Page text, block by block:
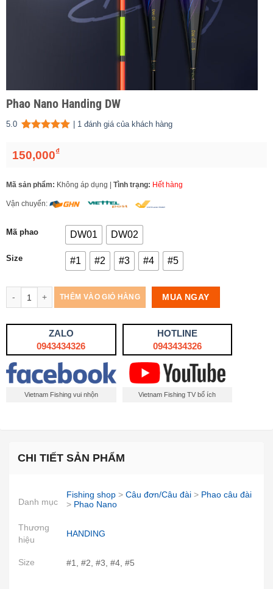
Phao Nano Handing DW
5.0 1đánh giá của khách hàng
150,000₫
Mã sản phẩm: Không áp dụng Tình trạng: Hết hàng
Vận chuyển:
Mã phao DW01 DW02
Size #1 #2 #3 #4 #5
Số lượng THÊM VÀO GIỎ HÀNG MUA NGAY
ZALO
0943434326
HOTLINE
0943434326
Vietnam Fishing vui nhộn Vietnam Fishing TV bổ ích
CHI TIẾT SẢN PHẨM
Danh mục
Fishing shop > Câu đơn/Câu đài > Phao câu đài
> Phao Nano
Thương
hiệu
HANDING
Size #1, #2, #3, #4, #5